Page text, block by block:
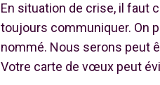
En situation de crise, il faut
toujours communiquer. On
nommé. Nous serons peut
Votre carte de vœux peut